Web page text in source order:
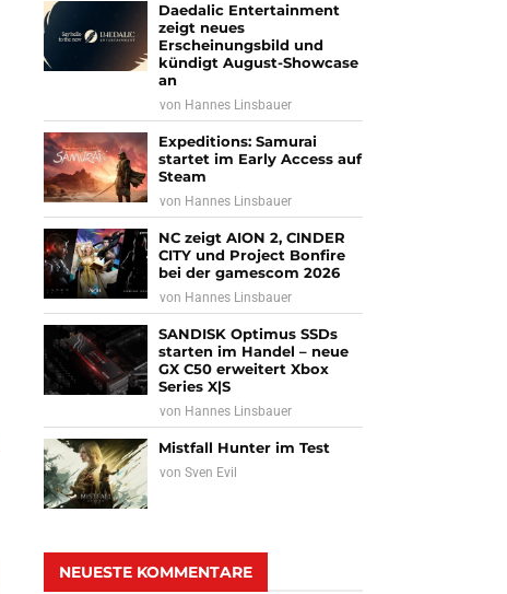
Daedalic Entertainment
zeigt neues
Erscheinungsbild und
kündigt August-Showcase
an
von Hannes Linsbauer
Expeditions: Samurai
startet im Early Access auf
Steam
von Hannes Linsbauer
NC zeigt AION 2, CINDER
CITY und Project Bonfire
bei der gamescom 2026
von Hannes Linsbauer
SANDISK Optimus SSDs
starten im Handel – neue
GX C50 erweitert Xbox
Series X|S
von Hannes Linsbauer
Mistfall Hunter im Test
vonSven Evil
NEUESTE KOMMENTARE